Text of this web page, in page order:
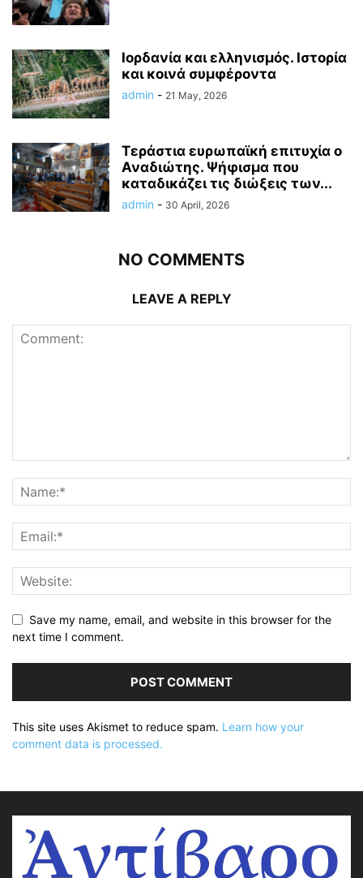
Ιορδανία και ελληνισμός. Ιστορία
και κοινά συμφέροντα
admin - 21 May, 2026
Τεράστια ευρωπαϊκή επιτυχία ο
Αναδιώτης. Ψήφισμα που
καταδικάζει τις διώξεις των...
admin - 30 April, 2026
NO COMMENTS
LEAVE A REPLY
Save my name, email, and website in this browser for the
next time I comment.
This site uses Akismet to reduce spam. Learn how your
comment data is processed.